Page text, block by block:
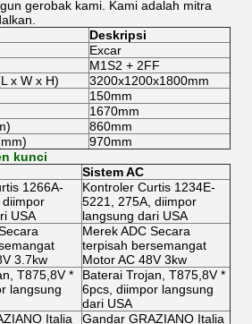
gerobak kami. Kami adalah mitra
Deskripsi
Excar
M1S2 + 2FF
x W x H)
3200x1200x1800mm
150mm
1670mm
860mm
970mm
kunci
Sistem AC
1266A-
USA
Kontroler Curtis 1234E-
5221, 275A, diimpor
langsung dari USA
3.7kw
Merek ADC Secara
terpisah bersemangat
Motor AC 48V 3kw
T875,8V *
langsung
Baterai Trojan, T875,8V *
6pcs, diimpor langsung
dari USA
Italia
Gandar GRAZIANO Italia